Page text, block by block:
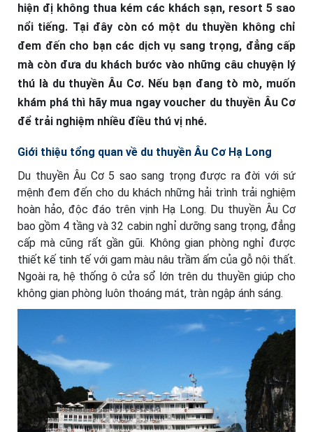
hiện đị không thua kém các khách sạn, resort 5 sao
nổi tiếng. Tại đây còn có một du thuyền không chỉ
đem đến cho bạn các dịch vụ sang trọng, đẳng cấp
mà còn đưa du khách bước vào những câu chuyện lý
thú là du thuyền Âu Cơ. Nếu bạn đang tò mò, muốn
khám phá thì hãy mua ngay voucher du thuyền Âu Cơ
để trải nghiệm nhiều điều thú vị nhé.
Giới thiệu tổng quan về du thuyền Âu Cơ Hạ Long
Du thuyền Âu Cơ 5 sao sang trọng được ra đời với sứ
mệnh đem đến cho du khách những hải trình trải nghiệm
hoàn hảo, độc đáo trên vịnh Hạ Long. Du thuyền Âu Cơ
bao gồm 4 tầng và 32 cabin nghỉ dưỡng sang trọng, đẳng
cấp mà cũng rất gần gũi. Không gian phòng nghỉ được
thiết kế tinh tế với gam màu nâu trầm ấm của gỗ nội thất.
Ngoài ra, hệ thống ô cửa sổ lớn trên du thuyền giúp cho
không gian phòng luôn thoáng mát, tràn ngập ánh sáng.